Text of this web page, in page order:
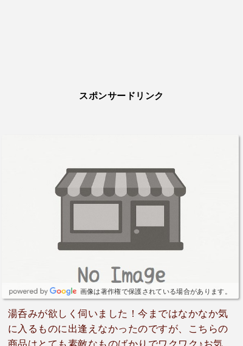
スポンサードリンク
画像は著作権で保護されている場合があります。
湯呑みが欲しく伺いました！今まではなかなか気
に入るものに出逢えなかったのですが、こちらの
商品はとても素敵なものばかりでワクワク♪お気に